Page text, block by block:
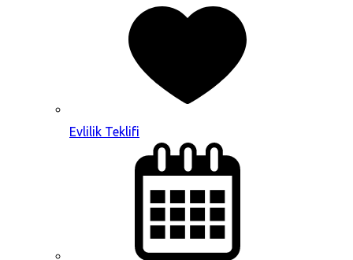
Evlilik Teklifi